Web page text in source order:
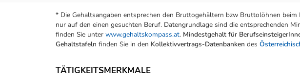
* Die Gehaltsangaben entsprechen den Bruttogehältern bzw Bruttolöhnen
nur auf den einen gesuchten Beruf. Datengrundlage sind die entsprechenden
finden Sie unter www.gehaltskompass.at. Mindestgehalt für
Gehaltstafeln finden Sie in den Kollektivvertrags-Datenbanken des
TÄTIGKEITSMERKMALE